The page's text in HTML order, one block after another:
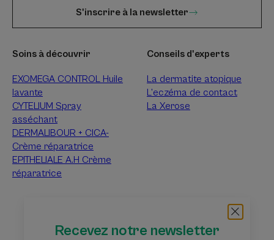
Recevez notre newsletter
S'inscrire à la newsletter
Soins à découvrir
EXOMEGA CONTROL Huile
lavante
CYTELIUM Spray
asséchant
DERMALIBOUR + CICA-
Crème réparatrice
EPITHELIALE A.H Crème
réparatrice
Conseils d'experts
La dermatite atopique
L’eczéma de contact
La Xerose
Questions fréquentesContact